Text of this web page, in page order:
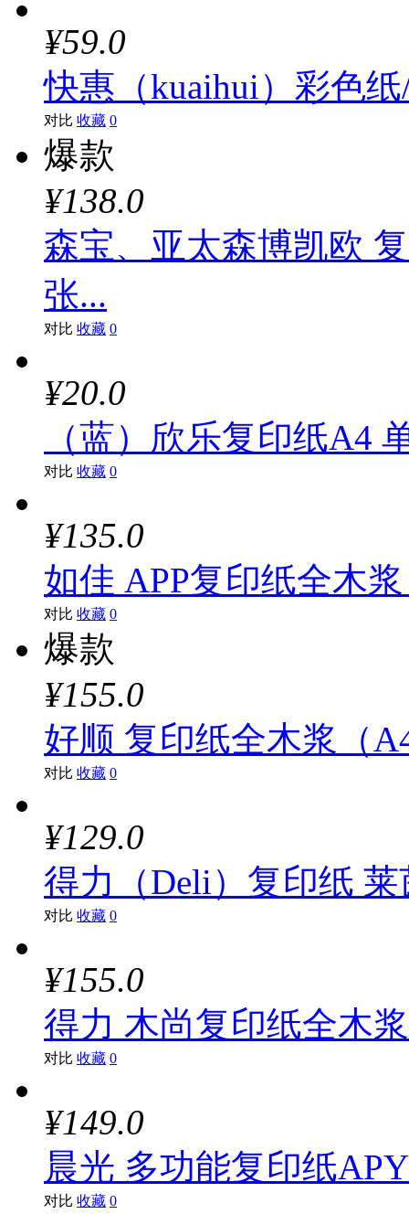
¥59.0
快惠（kuaihui）彩色
对比 收藏 0
爆款
¥138.0
森宝、亚太森博凯欧
张...
对比 收藏 0
¥20.0
（蓝）欣乐复印纸A4
对比 收藏 0
¥135.0
如佳 APP复印纸全木
对比 收藏 0
爆款
¥155.0
好顺 复印纸全木浆（
对比 收藏 0
¥129.0
得力（Deli）复印纸
对比 收藏 0
¥155.0
得力 木尚复印纸全木
对比 收藏 0
¥149.0
晨光 多功能复印纸
对比 收藏 0